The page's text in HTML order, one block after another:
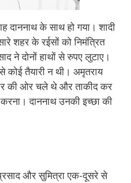
दाननाथ के साथ हो गया। शादी
शहर के रईसों को निमंत्रित
ने दोनों हाथों से रुपए लुटाए।
कोई तैयारी न थी। अमृतराय
की ओर चले थे और ताकीद कर
दाननाथ उनकी इच्छा की
और सुमित्रा एक-दूसरे से